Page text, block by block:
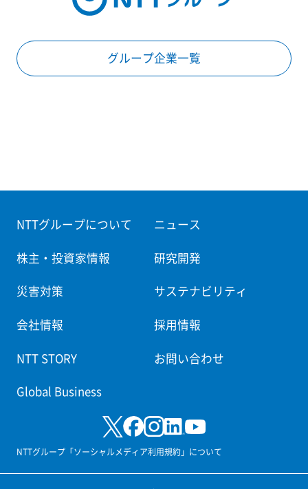
グループ企業一覧
NTTグループについて ニュース
株主・投資家情報 研究開発
災害対策 サステナビリティ
会社情報 採用情報
NTT STORY お問い合わせ
Global Business
NTTグループ「ソーシャルメディア利用規約」について